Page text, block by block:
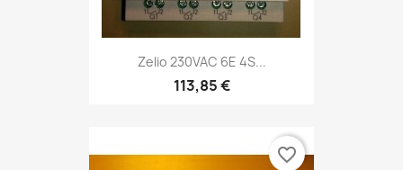
Zelio 230VAC 6E 4S...
113,85 €
favorite_border